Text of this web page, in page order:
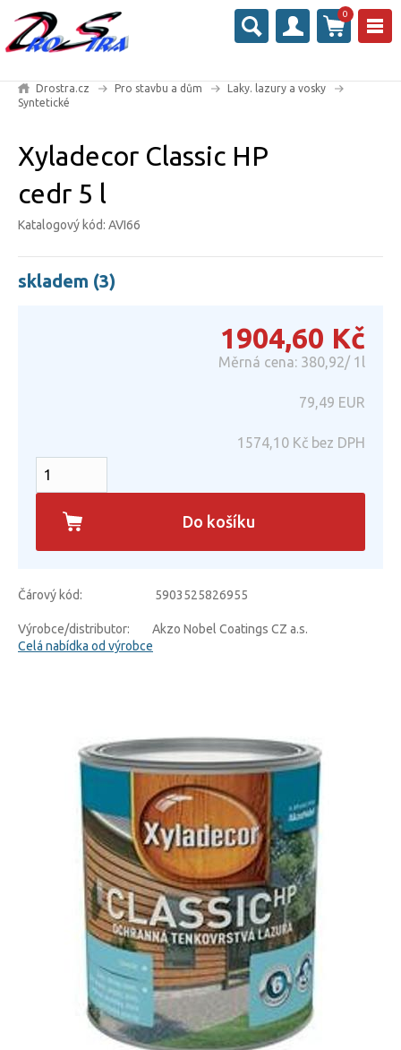
0
Drostra.cz Pro stavbu a dům
Laky. lazury a vosky
Syntetické
Xyladecor Classic HP
cedr 5 l
Katalogový kód: AVI66
skladem (3)
1904,60 Kč
Měrná cena: 380,92/ 1l
79,49 EUR
1574,10 Kč bez DPH
Do košíku
Čárový kód: 5903525826955
Výrobce/distributor:
Akzo Nobel Coatings CZ a.s.
Celá nabídka od výrobce